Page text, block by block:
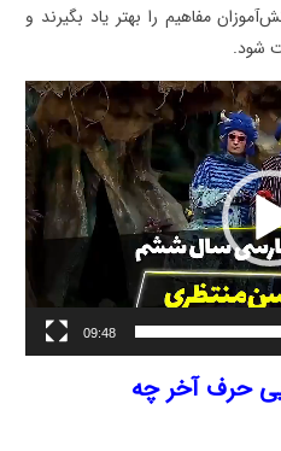
مفاهیم را بهتر یاد بگیرند و
شود.
نمایشگر
ویدیو
09:48
حرف آخر چه